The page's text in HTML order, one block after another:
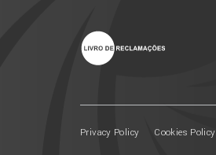
Privacy Policy Cookies Policy